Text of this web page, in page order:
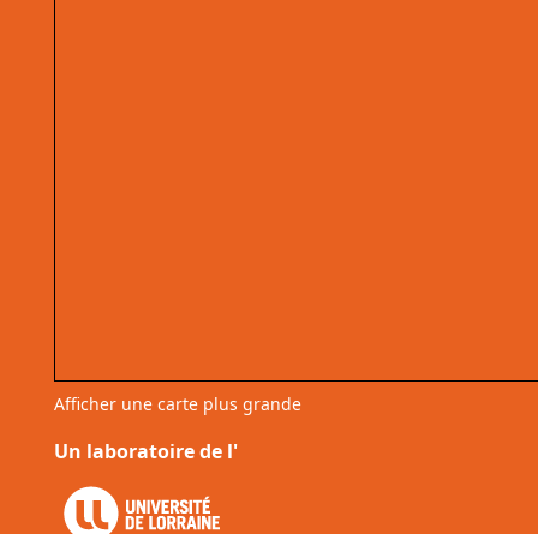
Afficher une carte plus grande
Un laboratoire de l'